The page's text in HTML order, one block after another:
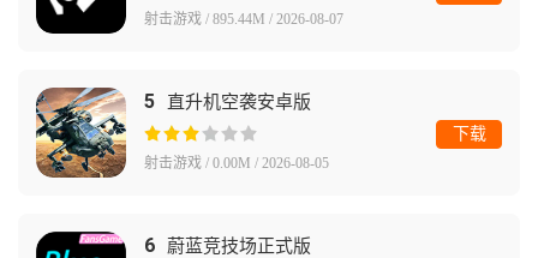
射击游戏 / 895.44M / 2026-08-07
5 直升机空袭安卓版
射击游戏 / 0.00M / 2026-08-05
下载
6 蔚蓝竞技场正式版